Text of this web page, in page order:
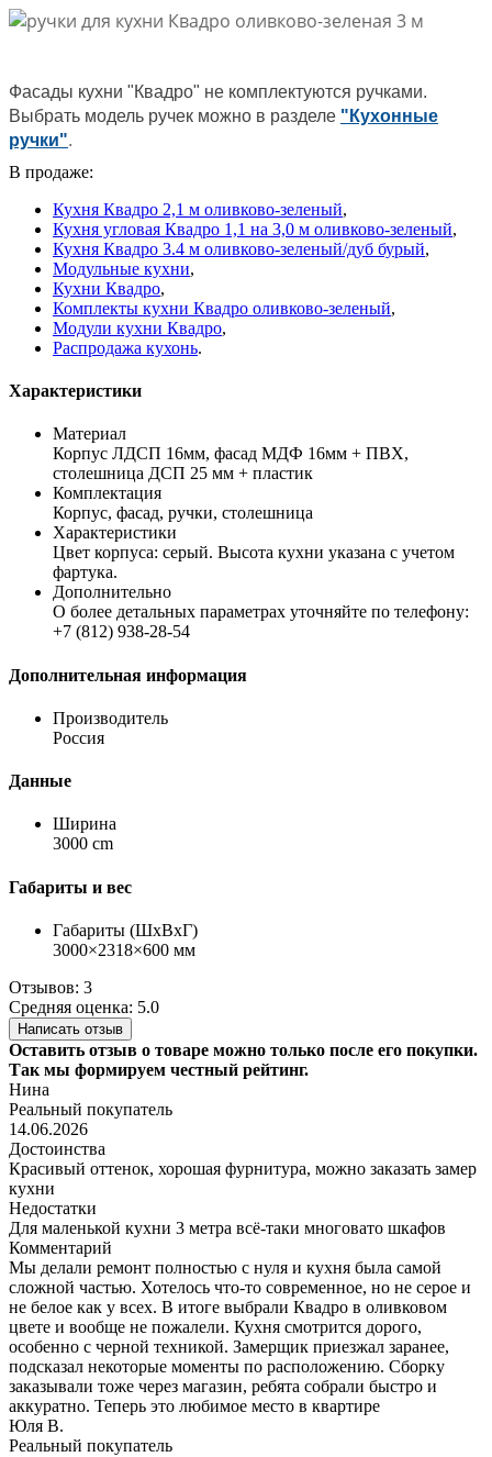
Фасады кухни "Квадро" не комплектуются ручками.
Выбрать модель ручек можно в разделе "Кухонные
ручки".
В продаже:
Кухня Квадро 2,1 м оливково-зеленый,
Кухня угловая Квадро 1,1 на 3,0 м оливково-зеленый,
Кухня Квадро 3.4 м оливково-зеленый/дуб бурый,
Модульные кухни,
Кухни Квадро,
Комплекты кухни Квадро оливково-зеленый,
Модули кухни Квадро,
Распродажа кухонь.
Характеристики
Материал
Корпус ЛДСП 16мм, фасад МДФ 16мм + ПВХ,
столешница ДСП 25 мм + пластик
Комплектация
Корпус, фасад, ручки, столешница
Характеристики
Цвет корпуса: серый. Высота кухни указана с учетом
фартука.
Дополнительно
О более детальных параметрах уточняйте по телефону:
+7 (812) 938-28-54
Дополнительная информация
Производитель
Россия
Данные
Ширина
3000 cm
Габариты и вес
Габариты (ШхВхГ)
3000×2318×600 мм
Отзывов: 3
Средняя оценка: 5.0
Написать отзыв
Оставить отзыв о товаре можно только после его покупки.
Так мы формируем честный рейтинг.
Нина
Реальный покупатель
14.06.2026
Достоинства
Красивый оттенок, хорошая фурнитура, можно заказать замер
кухни
Недостатки
Для маленькой кухни 3 метра всё-таки многовато шкафов
Комментарий
Мы делали ремонт полностью с нуля и кухня была самой
сложной частью. Хотелось что-то современное, но не серое и
не белое как у всех. В итоге выбрали Квадро в оливковом
цвете и вообще не пожалели. Кухня смотрится дорого,
особенно с черной техникой. Замерщик приезжал заранее,
подсказал некоторые моменты по расположению. Сборку
заказывали тоже через магазин, ребята собрали быстро и
аккуратно. Теперь это любимое место в квартире
Юля В.
Реальный покупатель